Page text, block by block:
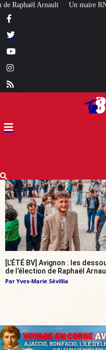
malade : indécente
[L’ÉTÉ BV] Avignon : les
de l’élection de Raphaël
Par Yves-Marie Sévillia